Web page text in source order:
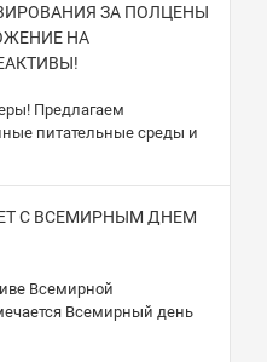
ЗА ПОЛЦЕНЫ
НА
Предлагаем
питательные среды и
С ВСЕМИРНЫМ ДНЕМ
Всемирной
Всемирный день